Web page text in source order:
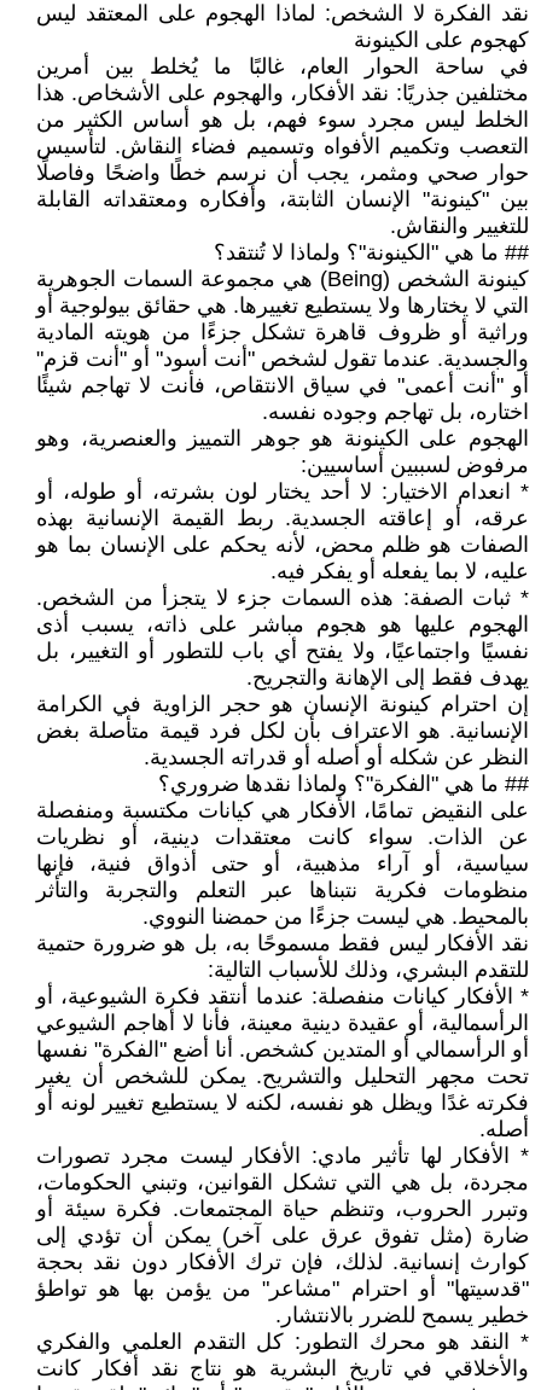
نقد الفكرة لا الشخص: لماذا الهجوم على المعتقد ليس
كهجوم على الكينونة
في ساحة الحوار العام، غالبًا ما يُخلط بين أمرين
مختلفين جذريًا: نقد الأفكار، والهجوم على الأشخاص. هذا
الخلط ليس مجرد سوء فهم، بل هو أساس الكثير من
التعصب وتكميم الأفواه وتسميم فضاء النقاش. لتأسيس
حوار صحي ومثمر، يجب أن نرسم خطًا واضحًا وفاصلًا
بين "كينونة" الإنسان الثابتة، وأفكاره ومعتقداته القابلة
للتغيير والنقاش.
## ما هي "الكينونة"؟ ولماذا لا تُنتقد؟
كينونة الشخص (Being) هي مجموعة السمات الجوهرية
التي لا يختارها ولا يستطيع تغييرها. هي حقائق بيولوجية أو
وراثية أو ظروف قاهرة تشكل جزءًا من هويته المادية
والجسدية. عندما تقول لشخص "أنت أسود" أو "أنت قزم"
أو "أنت أعمى" في سياق الانتقاص، فأنت لا تهاجم شيئًا
اختاره، بل تهاجم وجوده نفسه.
الهجوم على الكينونة هو جوهر التمييز والعنصرية، وهو
مرفوض لسببين أساسيين:
* انعدام الاختيار: لا أحد يختار لون بشرته، أو طوله، أو
عرقه، أو إعاقته الجسدية. ربط القيمة الإنسانية بهذه
الصفات هو ظلم محض، لأنه يحكم على الإنسان بما هو
عليه، لا بما يفعله أو يفكر فيه.
* ثبات الصفة: هذه السمات جزء لا يتجزأ من الشخص.
الهجوم عليها هو هجوم مباشر على ذاته، يسبب أذى
نفسيًا واجتماعيًا، ولا يفتح أي باب للتطور أو التغيير، بل
يهدف فقط إلى الإهانة والتجريح.
إن احترام كينونة الإنسان هو حجر الزاوية في الكرامة
الإنسانية. هو الاعتراف بأن لكل فرد قيمة متأصلة بغض
النظر عن شكله أو أصله أو قدراته الجسدية.
## ما هي "الفكرة"؟ ولماذا نقدها ضروري؟
على النقيض تمامًا، الأفكار هي كيانات مكتسبة ومنفصلة
عن الذات. سواء كانت معتقدات دينية، أو نظريات
سياسية، أو آراء مذهبية، أو حتى أذواق فنية، فإنها
منظومات فكرية نتبناها عبر التعلم والتجربة والتأثر
بالمحيط. هي ليست جزءًا من حمضنا النووي.
نقد الأفكار ليس فقط مسموحًا به، بل هو ضرورة حتمية
للتقدم البشري، وذلك للأسباب التالية:
* الأفكار كيانات منفصلة: عندما أنتقد فكرة الشيوعية، أو
الرأسمالية، أو عقيدة دينية معينة، فأنا لا أهاجم الشيوعي
أو الرأسمالي أو المتدين كشخص. أنا أضع "الفكرة" نفسها
تحت مجهر التحليل والتشريح. يمكن للشخص أن يغير
فكرته غدًا ويظل هو نفسه، لكنه لا يستطيع تغيير لونه أو
أصله.
* الأفكار لها تأثير مادي: الأفكار ليست مجرد تصورات
مجردة، بل هي التي تشكل القوانين، وتبني الحكومات،
وتبرر الحروب، وتنظم حياة المجتمعات. فكرة سيئة أو
ضارة (مثل تفوق عرق على آخر) يمكن أن تؤدي إلى
كوارث إنسانية. لذلك، فإن ترك الأفكار دون نقد بحجة
"قدسيتها" أو احترام "مشاعر" من يؤمن بها هو تواطؤ
خطير يسمح للضرر بالانتشار.
* النقد هو محرك التطور: كل التقدم العلمي والفكري
والأخلاقي في تاريخ البشرية هو نتاج نقد أفكار كانت